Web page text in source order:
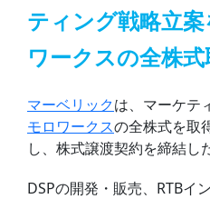
ティング戦略立
ワークスの全株
マーベリックは、マーケテ
モロワークスの全株式を取
し、株式譲渡契約を締結した
DSPの開発・販売、RTBイ